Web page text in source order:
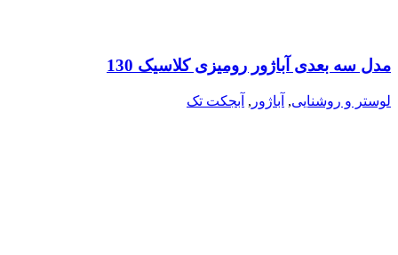
مدل سه بعدی آباژور رومیزی کلاسیک 130
لوستر و روشنایی, آباژور , آبجکت تک